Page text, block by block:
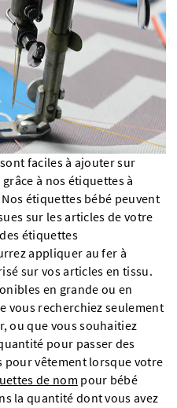
faciles à ajouter sur
à nos étiquettes à
étiquettes bébé peuvent
sur les articles de votre
étiquettes
appliquer au fer à
sur vos articles en tissu.
en grande ou en
vous recherchiez seulement
ou que vous souhaitiez
pour passer des
pour vêtement lorsque votre
de nom pour bébé
la quantité dont vous avez